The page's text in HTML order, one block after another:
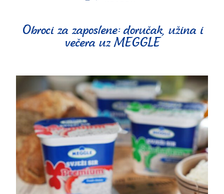
Obroci za zaposlene: doručak, užina i
večera uz MEGGLE